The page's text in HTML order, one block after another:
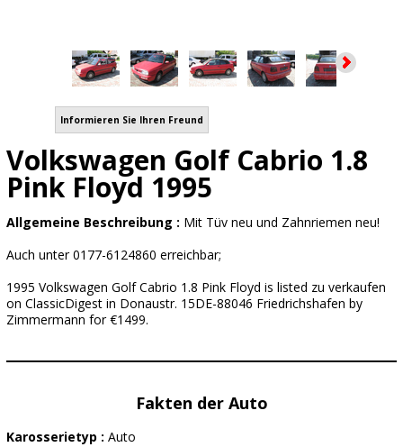
Informieren Sie Ihren Freund
Volkswagen Golf Cabrio 1.8
Pink Floyd 1995
Allgemeine Beschreibung : Mit Tüv neu und Zahnriemen neu!
Auch unter 0177-6124860 erreichbar;
1995 Volkswagen Golf Cabrio 1.8 Pink Floyd is listed zu verkaufen
on ClassicDigest in Donaustr. 15DE-88046 Friedrichshafen by
Zimmermann for €1499.
Fakten der Auto
Karosserietyp : Auto